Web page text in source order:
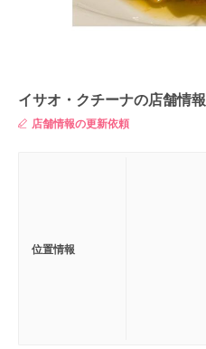
イサオ・クチーナの店舗情報
店舗情報の更新依頼
位置情報